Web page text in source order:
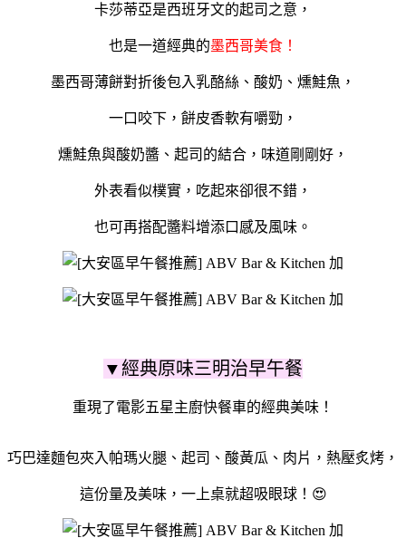
卡莎蒂亞是西班牙文的起司之意，
也是一道經典的墨西哥美食！
墨西哥薄餅對折後包入乳酪絲、酸奶、燻鮭魚，
一口咬下，餅皮香軟有嚼勁，
燻鮭魚與酸奶醬、起司的結合，味道剛剛好，
外表看似樸實，吃起來卻很不錯，
也可再搭配醬料增添口感及風味。
▼經典原味三明治早午餐
重現了電影五星主廚快餐車的經典美味！
巧巴達麵包夾入帕瑪火腿、起司、酸黃瓜、肉片，熱壓炙烤，
這份量及美味，一上桌就超吸眼球！😍